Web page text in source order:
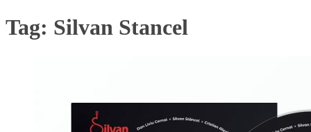
Tag: Silvan Stancel